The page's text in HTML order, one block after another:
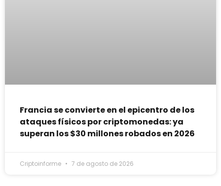
Francia se convierte en el epicentro de los
ataques físicos por criptomonedas: ya
superan los $30 millones robados en 2026
Criptoinforme 7 de agosto de 2026